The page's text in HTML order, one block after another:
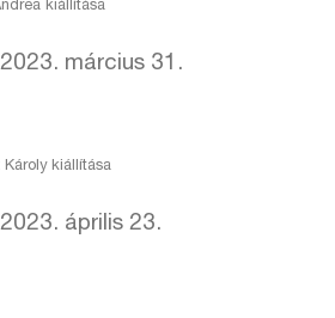
kiállítása
március 31.
Károly kiállítása
április 23.